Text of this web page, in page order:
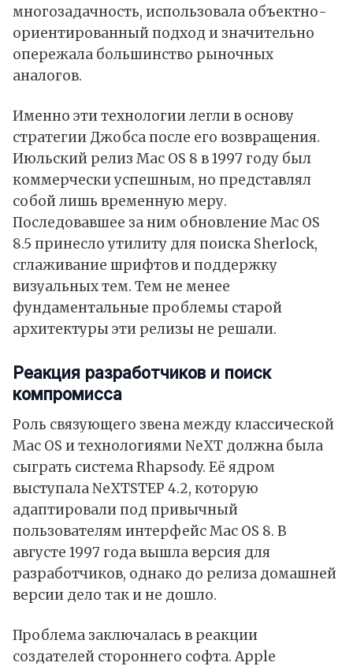
многозадачность, использовала объектно-
ориентированный подход и значительно
опережала большинство рыночных
аналогов.
Именно эти технологии легли в основу
стратегии Джобса после его возвращения.
Июльский релиз Mac OS 8 в 1997 году был
коммерчески успешным, но представлял
собой лишь временную меру.
Последовавшее за ним обновление Mac OS
8.5 принесло утилиту для поиска Sherlock,
сглаживание шрифтов и поддержку
визуальных тем. Тем не менее
фундаментальные проблемы старой
архитектуры эти релизы не решали.
Реакция разработчиков и поиск
компромисса
Роль связующего звена между классической
Mac OS и технологиями NeXT должна была
сыграть система Rhapsody. Её ядром
выступала NeXTSTEP 4.2, которую
адаптировали под привычный
пользователям интерфейс Mac OS 8. В
августе 1997 года вышла версия для
разработчиков, однако до релиза домашней
версии дело так и не дошло.
Проблема заключалась в реакции
создателей стороннего софта. Apple